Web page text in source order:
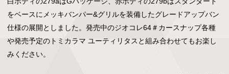
をベースにメッキバンパー&グリルを装備したグレードアップバン
仕様の展開としました。発売中のジオコレ64＃カースナップ各種
や発売予定のトミカラマ ユーティリタスと組み合わせてもお楽し
みください。